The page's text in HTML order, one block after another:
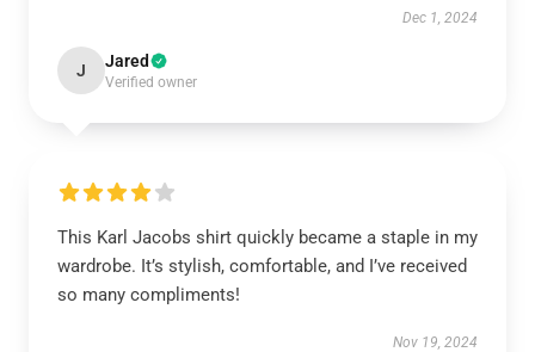
Dec 1, 2024
J Jared
Verified owner
This Karl Jacobs shirt quickly became a staple in my
wardrobe. It’s stylish, comfortable, and I’ve received
so many compliments!
Nov 19, 2024